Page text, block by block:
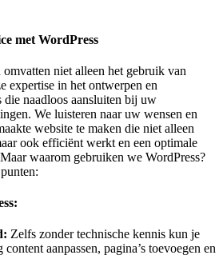
met WordPress
niet alleen het gebruik van
expertise in het ontwerpen en
naadloos aansluiten bij uw
We luisteren naar uw wensen en
website te maken die niet alleen
ook efficiënt werkt en een optimale
waarom gebruiken we WordPress?
Zelfs zonder technische kennis kun je
aanpassen, pagina’s toevoegen en